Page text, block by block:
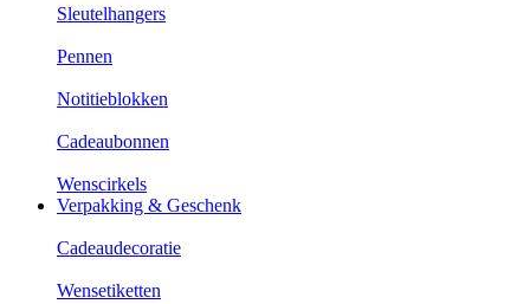
Sleutelhangers
Pennen
Notitieblokken
Cadeaubonnen
Wenscirkels
Verpakking & Geschenk
Cadeaudecoratie
Wensetiketten